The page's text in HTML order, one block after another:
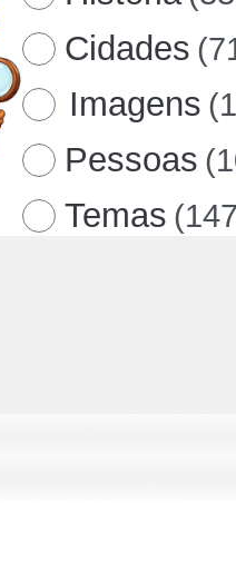
Cidades
Imagens
Pessoas
Temas